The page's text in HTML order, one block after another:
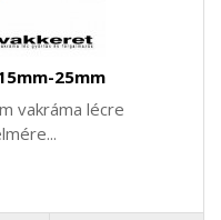
25mm
vakráma lécre